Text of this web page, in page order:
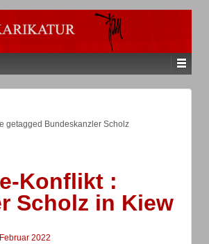
getagged Bundeskanzler Scholz
Konflikt :
Scholz in Kiew
2022